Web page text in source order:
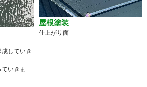
していき
いきま
屋根塗装
仕上がり面